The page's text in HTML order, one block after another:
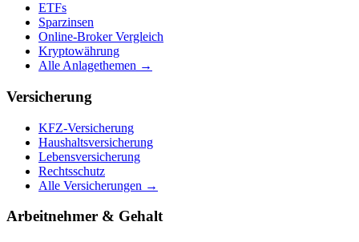
ETFs
Sparzinsen
Online-Broker Vergleich
Kryptowährung
Alle Anlagethemen →
Versicherung
KFZ-Versicherung
Haushaltsversicherung
Lebensversicherung
Rechtsschutz
Alle Versicherungen →
Arbeitnehmer & Gehalt